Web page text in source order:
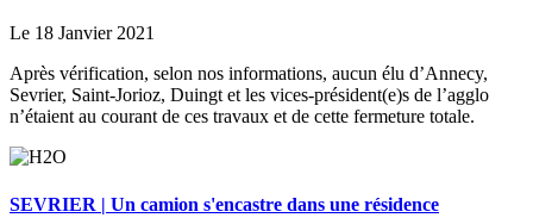
Le 18 Janvier 2021
Après vérification, selon nos informations, aucun élu d’Annecy,
Sevrier, Saint-Jorioz, Duingt et les vices-président(e)s de l’agglo
n’étaient au courant de ces travaux et de cette fermeture totale.
SEVRIER | Un camion s'encastre dans une résidence